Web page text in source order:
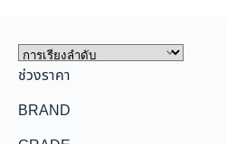
ช่วงราคา
BRAND